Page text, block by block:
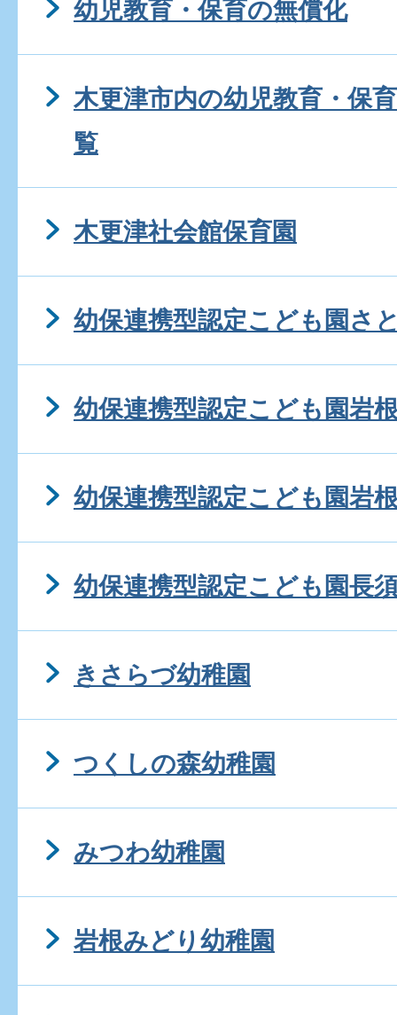
幼児教育・保育の無償化
木更津市内の幼児教育・保
覧
木更津社会館保育園
幼保連携型認定こども園さ
幼保連携型認定こども園岩
幼保連携型認定こども園岩
幼保連携型認定こども園長
きさらづ幼稚園
つくしの森幼稚園
みつわ幼稚園
岩根みどり幼稚園